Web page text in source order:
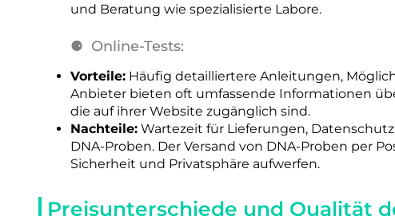
und Beratung wie spezialisierte Labore.
Online-Tests:
Vorteile: Häufig detailliertere Anleitungen,
Anbieter bieten oft umfassende Informationen
die auf ihrer Website zugänglich sind.
Nachteile: Wartezeit für Lieferungen,
DNA-Proben. Der Versand von DNA-Proben per
Sicherheit und Privatsphäre aufwerfen.
Preisunterschiede und Qualität